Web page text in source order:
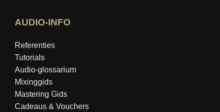
AUDIO-INFO
Referenties
Tutorials
Audio-glossarium
Mixinggids
Mastering Gids
Cadeaus & Vouchers